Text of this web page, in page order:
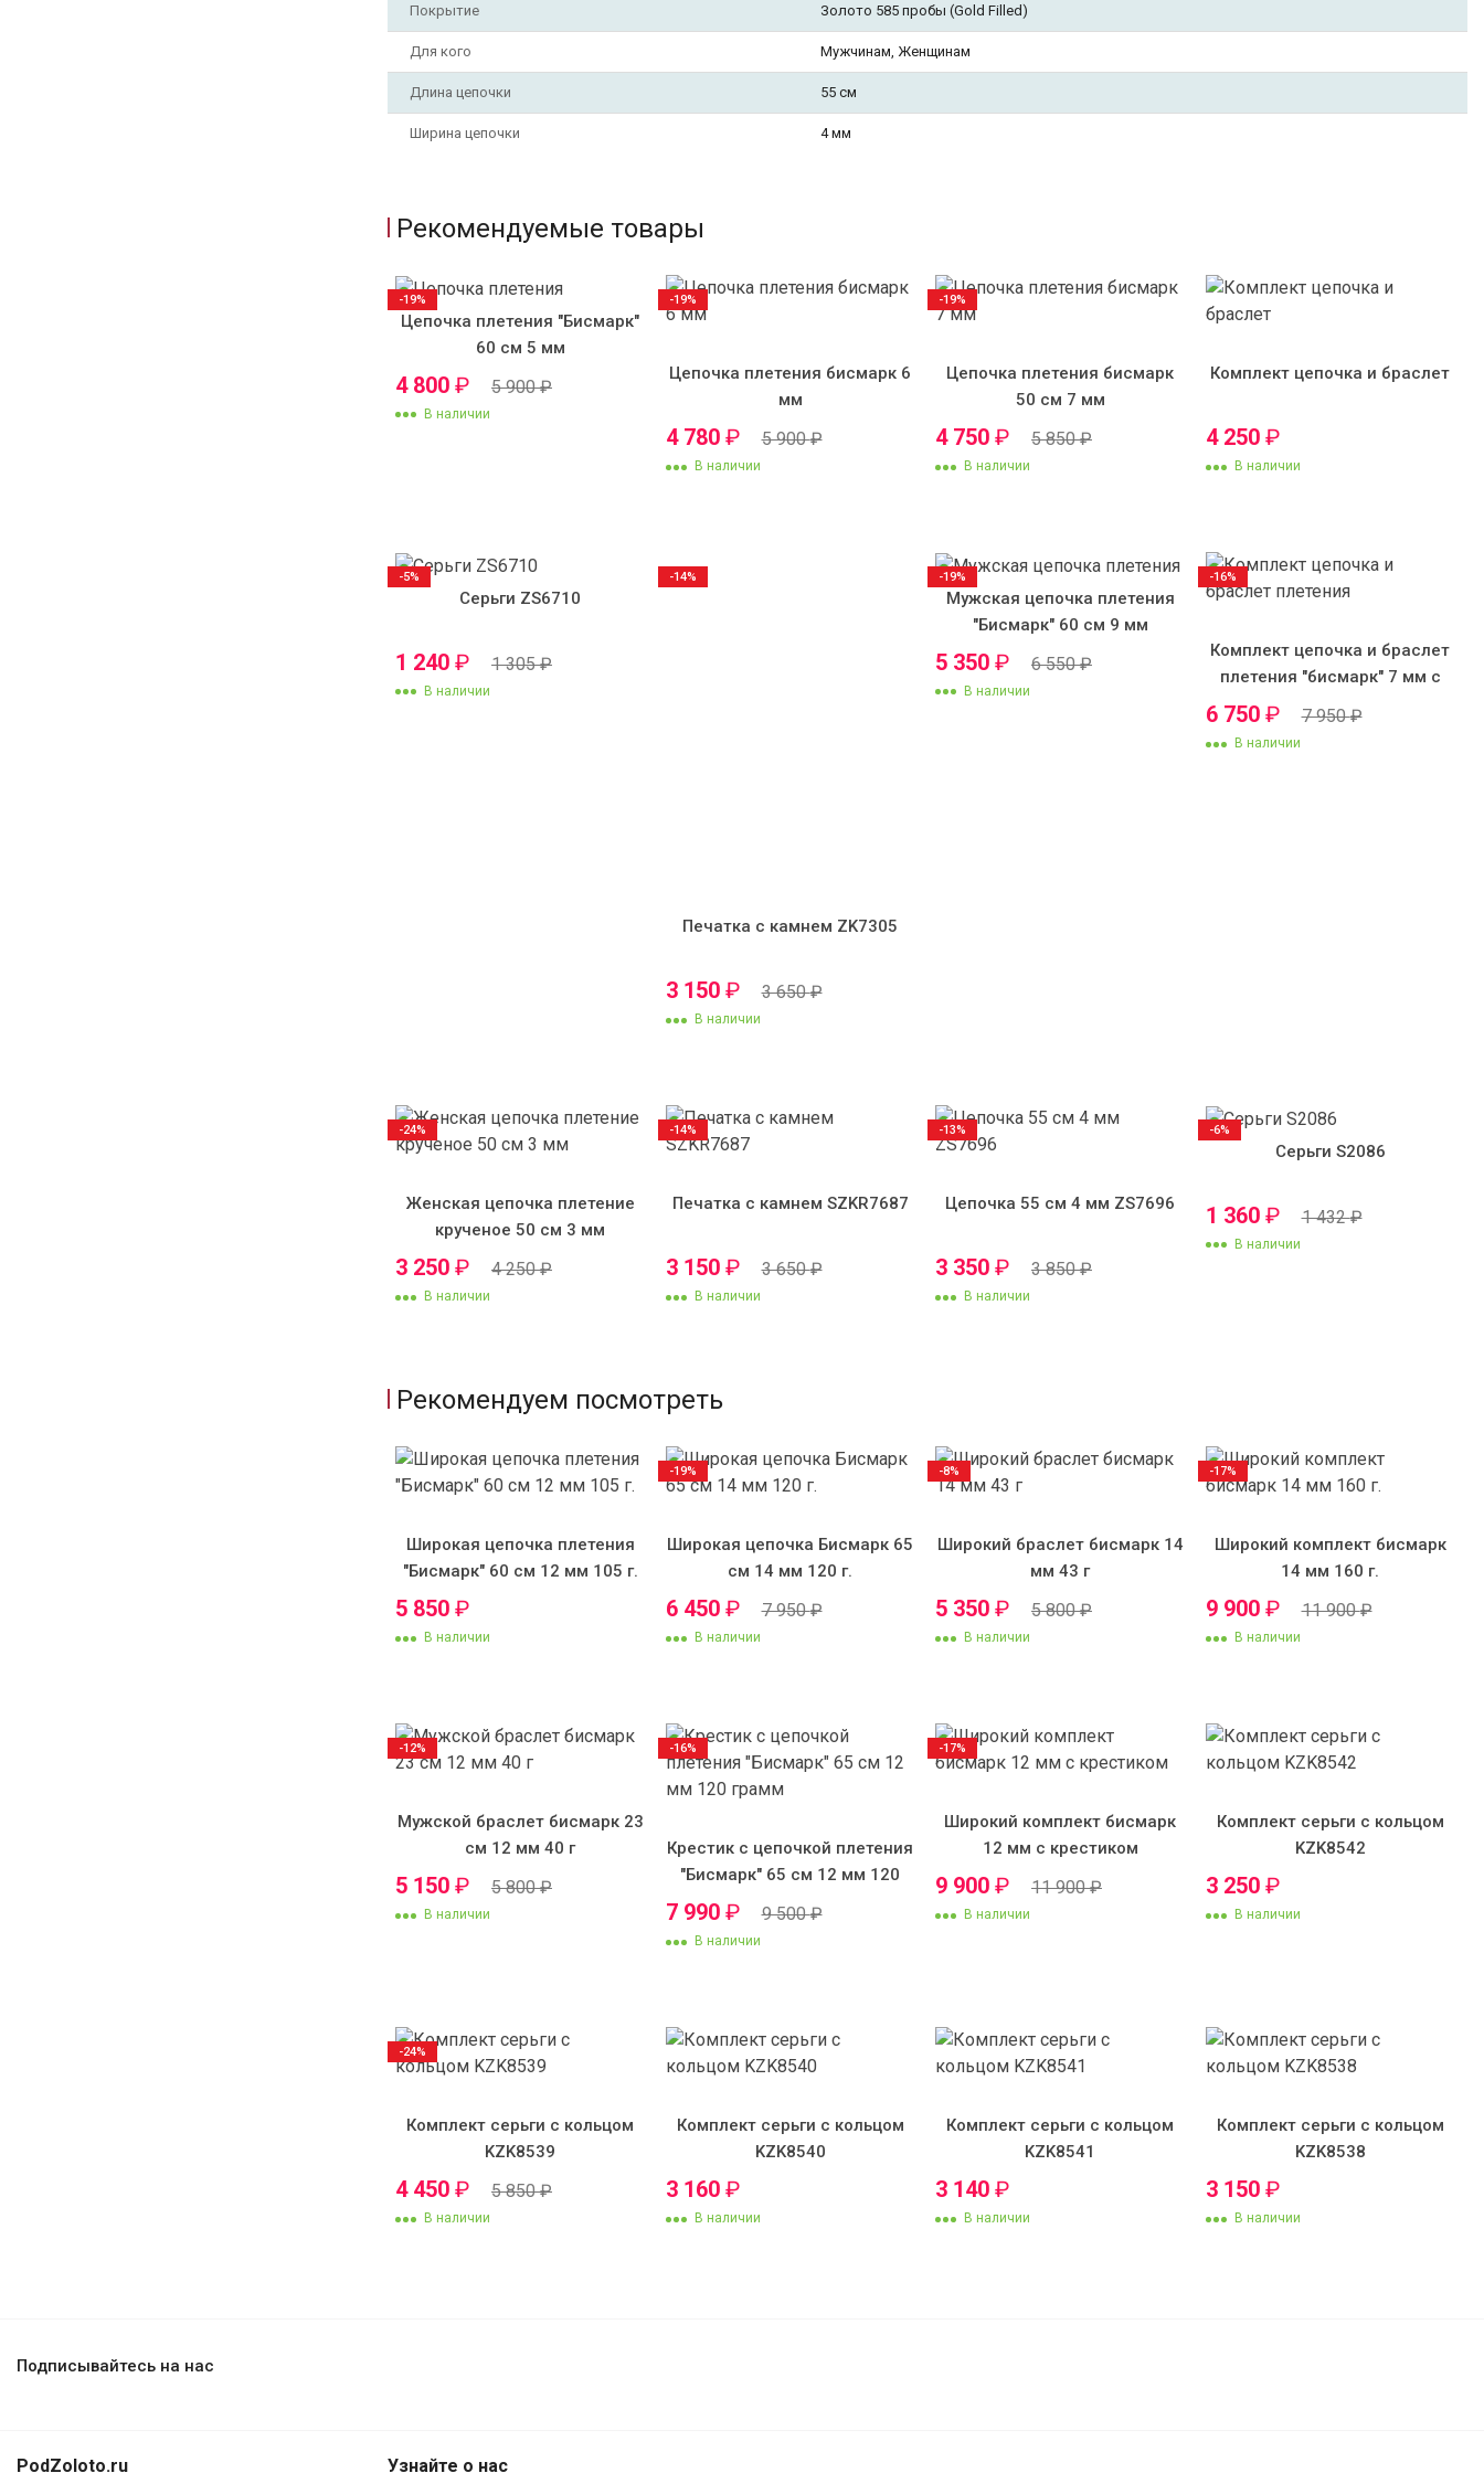
Покрытие Золото 585 пробы (Gold Filled)
Для кого Мужчинам, Женщинам
Длина цепочки 55 см
Ширина цепочки 4 мм
Рекомендуемые товары
Цепочка плетения "Бисмарк"
60 см 5 мм
4 800 ₽ 5 900₽
В наличии
-19%
Цепочка плетения бисмарк 6
мм
4 780 ₽ 5 900₽
В наличии
-19%
Цепочка плетения бисмарк
50 см 7 мм
4 750 ₽ 5 850₽
В наличии
-19%
Комплект цепочка и браслет
4 250 ₽
В наличии
Серьги ZS6710
1 240 ₽ 1 305₽
В наличии
-5%
Печатка с камнем ZK7305
3 150 ₽ 3 650₽
В наличии
-14%
Мужская цепочка плетения
"Бисмарк" 60 см 9 мм
5 350 ₽ 6 550₽
В наличии
-19%
Комплект цепочка и браслет
плетения "бисмарк" 7 мм с
крестиком №4
6 750 ₽ 7 950₽
В наличии
-16%
Женская цепочка плетение
крученое 50 см 3 мм
3 250 ₽ 4 250₽
В наличии
-24%
Печатка с камнем SZKR7687
3 150 ₽ 3 650₽
В наличии
-14%
Цепочка 55 см 4 мм ZS7696
3 350 ₽ 3 850₽
В наличии
-13%
Серьги S2086
1 360 ₽ 1 432₽
В наличии
-6%
Рекомендуем посмотреть
Широкая цепочка плетения
"Бисмарк" 60 см 12 мм 105 г.
5 850 ₽
В наличии
Широкая цепочка Бисмарк 65
см 14 мм 120 г.
6 450 ₽ 7 950₽
В наличии
-19%
Широкий браслет бисмарк 14
мм 43 г
5 350 ₽ 5 800₽
В наличии
-8%
Широкий комплект бисмарк
14 мм 160 г.
9 900 ₽ 11 900₽
В наличии
-17%
Мужской браслет бисмарк 23
см 12 мм 40 г
5 150 ₽ 5 800₽
В наличии
-12%
Крестик с цепочкой плетения
"Бисмарк" 65 см 12 мм 120
7 990 ₽ 9 500₽
В наличии
-16%
Широкий комплект бисмарк
12 мм с крестиком
9 900 ₽ 11 900₽
В наличии
-17%
Комплект серьги с кольцом
KZK8542
3 250 ₽
В наличии
Комплект серьги с кольцом
KZK8539
4 450 ₽ 5 850₽
В наличии
-24%
Комплект серьги с кольцом
KZK8540
3 160 ₽
В наличии
Комплект серьги с кольцом
KZK8541
3 140 ₽
В наличии
Комплект серьги с кольцом
KZK8538
3 150 ₽
В наличии
Подписывайтесь на нас
PodZoloto.ru Узнайте о нас